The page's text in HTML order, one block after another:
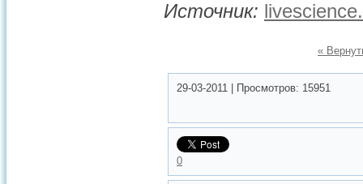
Источник:
«
29-03-2011 Просмотров: 15951
0